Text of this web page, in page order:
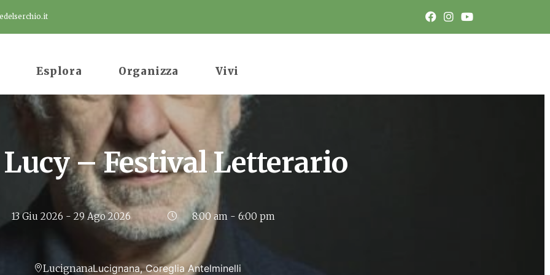
Esplora Organizza Vivi
– Festival Letterario
13 Giu 2026 - 29 Ago 2026 8:00 am - 6:00 pm
LucignanaLucignana, Coreglia Antelminelli